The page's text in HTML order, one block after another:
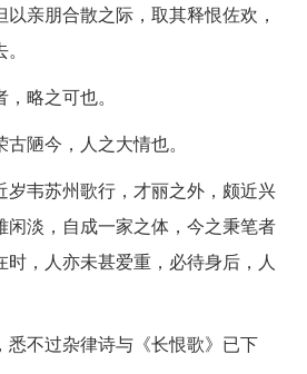
亲朋合散之际，取其释恨佐欢，
略之可也。
陋今，人之大情也。
岁韦苏州歌行，才丽之外，颇近兴
闲淡，自成一家之体，今之秉笔者
，人亦未甚爱重，必待身后，人
悉不过杂律诗与《长恨歌》已下